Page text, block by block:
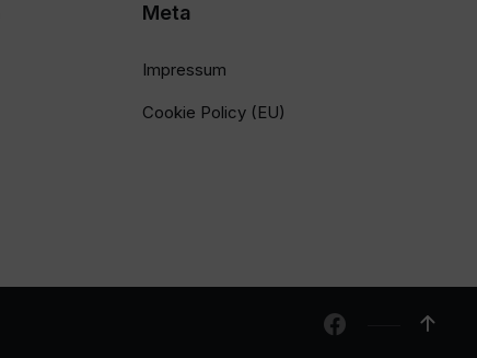
Meta
Impressum
Cookie Policy (EU)